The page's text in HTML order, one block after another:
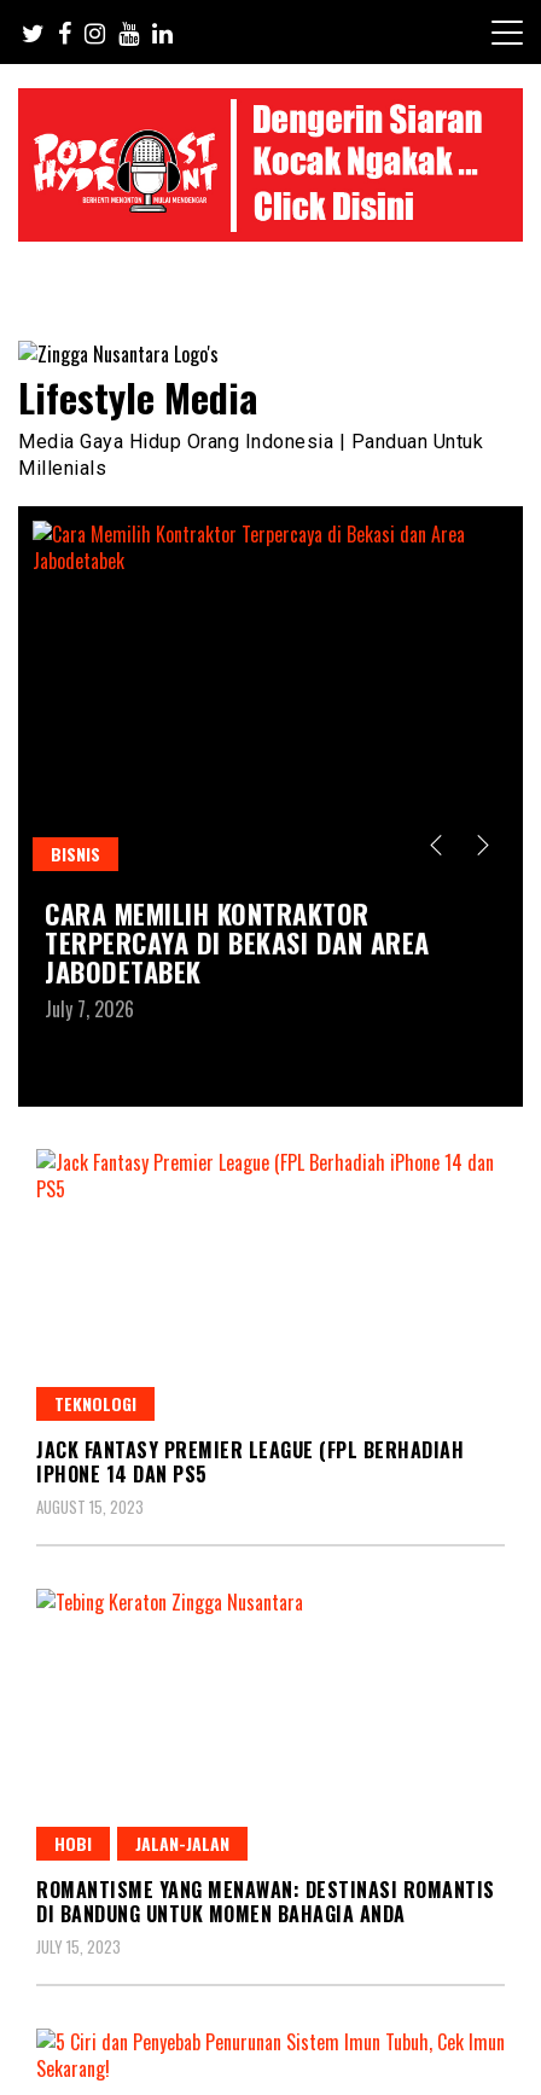
content
Lifestyle Media
Media Gaya Hidup Orang Indonesia | Panduan Untuk
Millenials
BISNIS
CARA MEMILIH KONTRAKTOR
TERPERCAYA DI BEKASI DAN AREA
JABODETABEK
July 7, 2026
TEKNOLOGI
JACK FANTASY PREMIER LEAGUE (FPL BERHADIAH
IPHONE 14 DAN PS5
AUGUST 15, 2023
HOBI JALAN-JALAN
ROMANTISME YANG MENAWAN: DESTINASI ROMANTIS
DI BANDUNG UNTUK MOMEN BAHAGIA ANDA
JULY 15, 2023